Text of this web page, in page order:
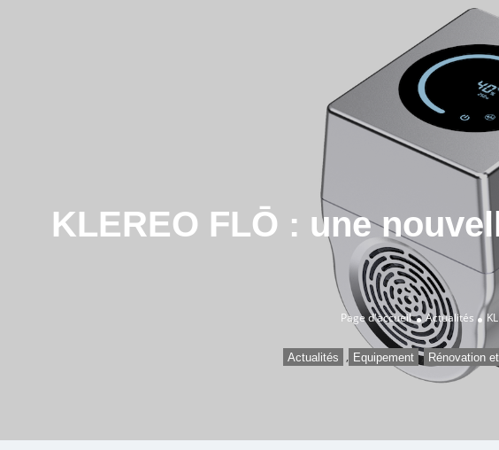
KLEREO FLŌ : une
Page d'accueil Actualités
Actualités , Equipement , Rénovation